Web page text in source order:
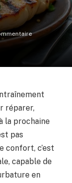
réparer,
la prochaine
pas
confort, c’est
capable de
en